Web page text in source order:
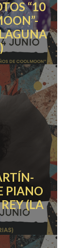
“10
PIANO
(LA